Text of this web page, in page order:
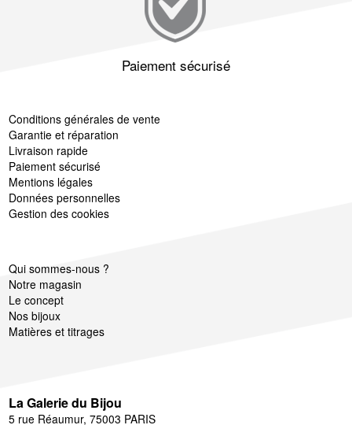
Paiement sécurisé
Conditions générales de vente
Garantie et réparation
Livraison rapide
Paiement sécurisé
Mentions légales
Données personnelles
Gestion des cookies
Qui sommes-nous ?
Notre magasin
Le concept
Nos bijoux
Matières et titrages
La Galerie du Bijou
5 rue Réaumur, 75003 PARIS